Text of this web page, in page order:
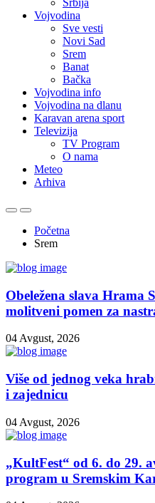
Srbija
Vojvodina
Sve vesti
Novi Sad
Srem
Banat
Bačka
Vojvodina info
Vojvodina na dlanu
Karavan arena sport
Televizija
TV Program
O nama
Meteo
Arhiva
Početna
Srem
Obeležena slava Hrama
molitveni pomen za
04 Avgust, 2026
Više od jednog veka
i zajednicu
04 Avgust, 2026
„KultFest“ od 6. do 29.
program u Sremskim